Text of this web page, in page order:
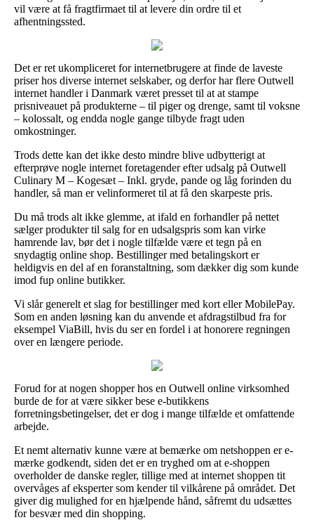
vil være at få fragtfirmaet til at levere din ordre til et
afhentningssted.
Det er ret ukompliceret for internetbrugere at finde de laveste
priser hos diverse internet selskaber, og derfor har flere Outwell
internet handler i Danmark været presset til at at stampe
prisniveauet på produkterne – til piger og drenge, samt til voksne
– kolossalt, og endda nogle gange tilbyde fragt uden
omkostninger.
Trods dette kan det ikke desto mindre blive udbytterigt at
efterprøve nogle internet foretagender efter udsalg på Outwell
Culinary M – Kogesæt – Inkl. gryde, pande og låg forinden du
handler, så man er velinformeret til at få den skarpeste pris.
Du må trods alt ikke glemme, at ifald en forhandler på nettet
sælger produkter til salg for en udsalgspris som kan virke
hamrende lav, bør det i nogle tilfælde være et tegn på en
snydagtig online shop. Bestillinger med betalingskort er
heldigvis en del af en foranstaltning, som dækker dig som kunde
imod fup online butikker.
Vi slår generelt et slag for bestillinger med kort eller MobilePay.
Som en anden løsning kan du anvende et afdragstilbud fra for
eksempel ViaBill, hvis du ser en fordel i at honorere regningen
over en længere periode.
Forud for at nogen shopper hos en Outwell online virksomhed
burde de for at være sikker bese e-butikkens
forretningsbetingelser, det er dog i mange tilfælde et omfattende
arbejde.
Et nemt alternativ kunne være at bemærke om netshoppen er e-
mærke godkendt, siden det er en tryghed om at e-shoppen
overholder de danske regler, tillige med at internet shoppen tit
overvåges af eksperter som kender til vilkårene på området. Det
giver dig mulighed for en hjælpende hånd, såfremt du udsættes
for besvær med din shopping.